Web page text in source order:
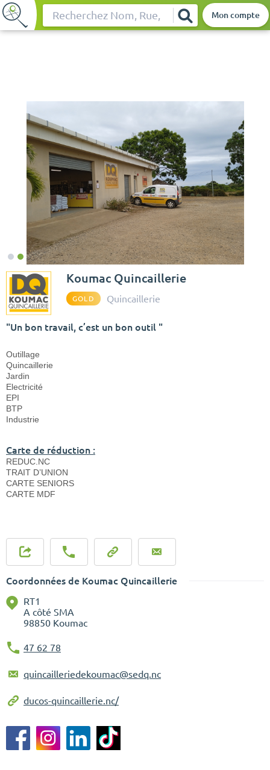
Rechercher Mon compte
Koumac Quincaillerie
GOLD Quincaillerie
"Un bon travail, c’est un bon outil "
Outillage
Quincaillerie
Jardin
Electricité
EPI
BTP
Industrie
Carte de réduction :
REDUC.NC
TRAIT D’UNION
CARTE SENIORS
CARTE MDF
Coordonnées de Koumac Quincaillerie
RT1
A côté SMA
98850 Koumac
47 62 78
quincailleriedekoumac@sedq.nc
ducos-quincaillerie.nc/